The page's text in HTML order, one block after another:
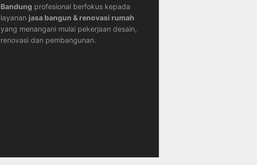
Bandung profesional berfokus kepada
layanan jasa bangun & renovasi rumah
yang menangani mulai pekerjaan desain,
renovasi dan pembangunan.